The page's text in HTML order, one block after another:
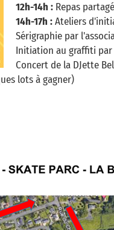
12h-14h : Repas partagé
14h-17h :Ateliers
Sérigraphie par
Initiation au graffiti par
Concert de la DJette
lots à gagner)